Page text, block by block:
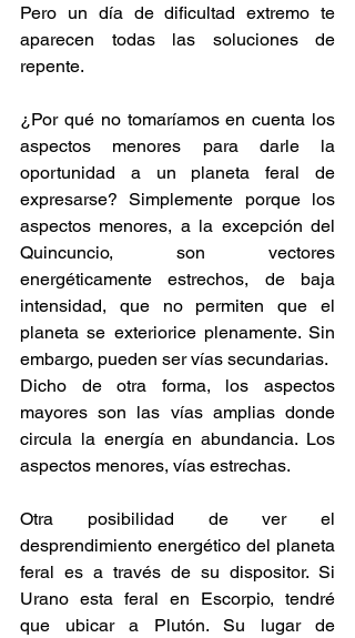
Pero un día de dificultad extremo te
aparecen todas las soluciones de
repente.
¿Por qué no tomaríamos en cuenta los
aspectos menores para darle la
oportunidad a un planeta feral de
expresarse? Simplemente porque los
aspectos menores, a la excepción del
Quincuncio, son vectores
energéticamente estrechos, de baja
intensidad, que no permiten que el
planeta se exteriorice plenamente. Sin
embargo, pueden ser vías secundarias.
Dicho de otra forma, los aspectos
mayores son las vías amplias donde
circula la energía en abundancia. Los
aspectos menores, vías estrechas.
Otra posibilidad de ver el
desprendimiento energético del planeta
feral es a través de su dispositor. Si
Urano esta feral en Escorpio, tendré
que ubicar a Plutón. Su lugar de